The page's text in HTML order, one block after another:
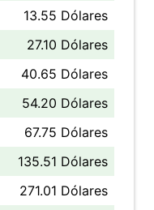
13.55 Dólares
27.10 Dólares
40.65 Dólares
54.20 Dólares
67.75 Dólares
135.51 Dólares
271.01 Dólares